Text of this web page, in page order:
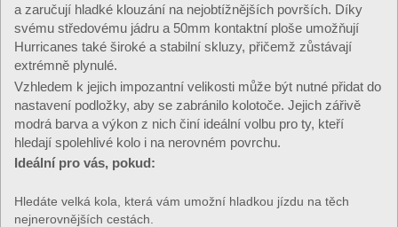
a zaručují hladké klouzání na nejobtížnějších površích. Díky
svému středovému jádru a 50mm kontaktní ploše umožňují
Hurricanes také široké a stabilní skluzy, přičemž zůstávají
extrémně plynulé.
Vzhledem k jejich impozantní velikosti může být nutné přidat do
nastavení podložky, aby se zabránilo kolotoče. Jejich zářivě
modrá barva a výkon z nich činí ideální volbu pro ty, kteří
hledají spolehlivé kolo i na nerovném povrchu.
Ideální pro vás, pokud:
Hledáte velká kola, která vám umožní hladkou jízdu na těch
nejnerovnějších cestách.